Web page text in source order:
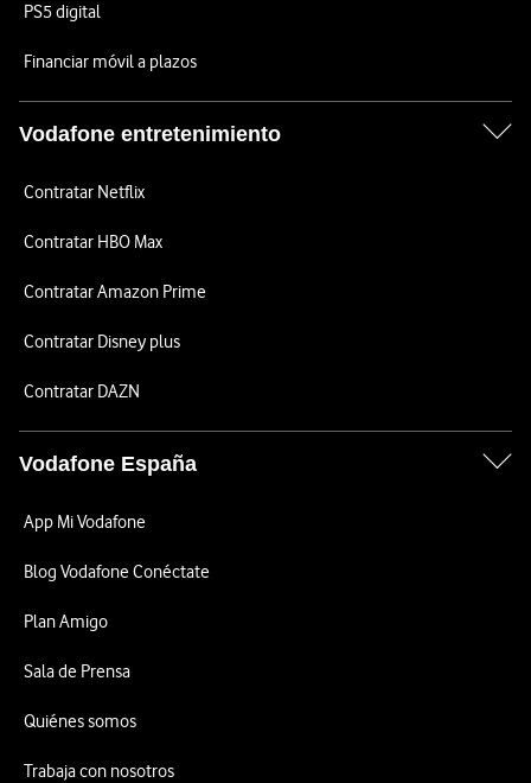
PS5 digital
Financiar móvil a plazos
Vodafone entretenimiento
Contratar Netflix
Contratar HBO Max
Contratar Amazon Prime
Contratar Disney plus
Contratar DAZN
Vodafone España
App Mi Vodafone
Blog Vodafone Conéctate
Plan Amigo
Sala de Prensa
Quiénes somos
Trabaja con nosotros